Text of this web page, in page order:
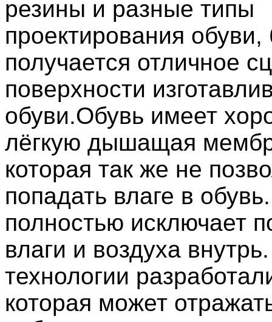
резины и разные типы
проектирования обуви,
получается отличное
поверхности
обуви.Обувь имеет
лёгкую дышащая
которая так же не
попадать влаге в
полностью исключает
влаги и воздуха
технологии
которая может